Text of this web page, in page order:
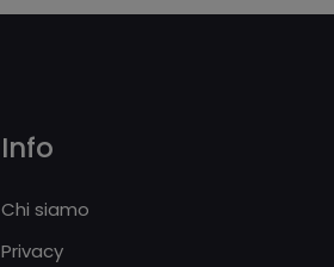
Info
Chi siamo
Privacy